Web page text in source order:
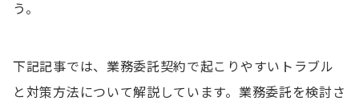
う。
下記記事では、業務委託契約で起こりやすいトラブル
と対策方法について解説しています。業務委託を検討さ